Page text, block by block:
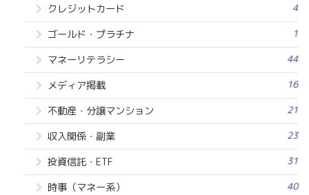
クレジットカード 4
ゴールド・プラチナ 1
マネーリテラシー 44
メディア掲載 16
不動産・分譲マンション 21
収入関係・副業 23
投資信託・ETF 31
時事（マネー系） 40